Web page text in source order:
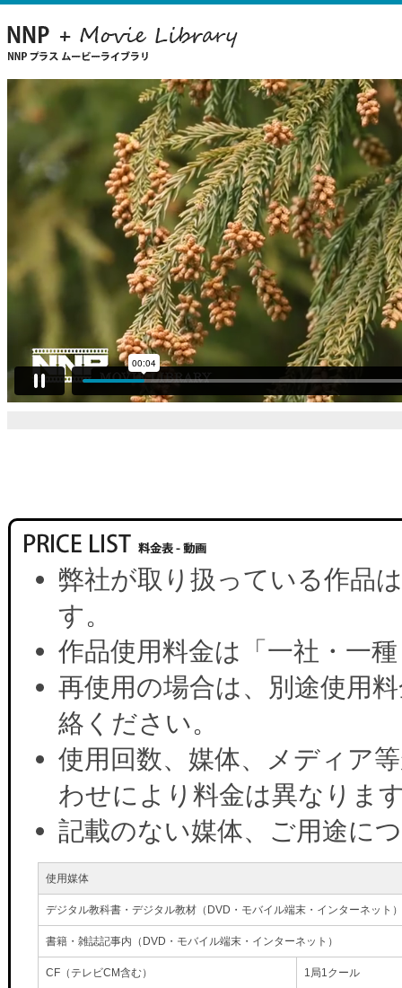
弊社が取り扱っている作品
す。
作品使用料金は「一社・一
再使用の場合は、別途使用
絡ください。
使用回数、媒体、メディア
わせにより料金は異なりま
記載のない媒体、ご用途に
使用媒体
デジタル教科書・デジタル教材（DVD・モバイル端末・インターネット）
書籍・雑誌記事内（DVD・モバイル端末・インターネット）
CF（テレビCM含む） 1局1クール